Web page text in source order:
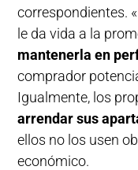
correspondientes.
le da vida a la
mantenerla en
comprador
Igualmente, los
arrendar sus
ellos no los usen
económico.